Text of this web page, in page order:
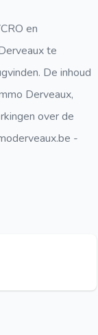
en
te
De inhoud
Derveaux,
over de
-